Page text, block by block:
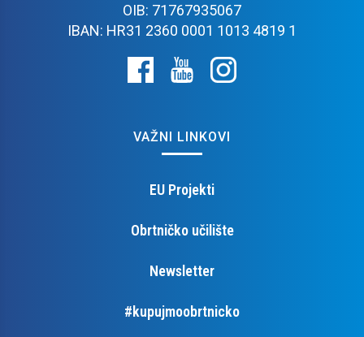
OIB: 71767935067
IBAN: HR31 2360 0001 1013 4819 1
VAŽNI LINKOVI
EU Projekti
Obrtničko učilište
Newsletter
#kupujmoobrtnicko